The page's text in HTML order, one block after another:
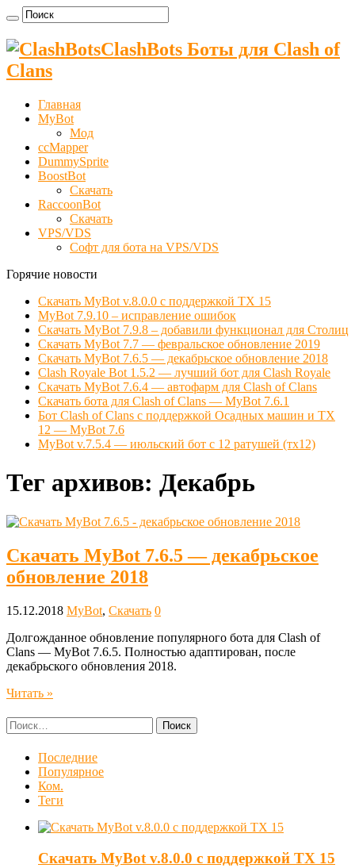
ClashBots Боты для Clash of
Clans
Главная
MyBot
Мод
ccMapper
DummySprite
BoostBot
Скачать
RaccoonBot
Скачать
VPS/VDS
Cофт для бота на VPS/VDS
Горячие новости
Скачать MyBot v.8.0.0 с поддержкой ТХ 15
MyBot 7.9.10 – исправление ошибок
Скачать MyBot 7.9.8 – добавили функционал для Столиц
Скачать MyBot 7.7 — февральское обновление 2019
Скачать MyBot 7.6.5 — декабрьское обновление 2018
Clash Royale Bot 1.5.2 — лучший бот для Clash Royale
Скачать MyBot 7.6.4 — автофарм для Clash of Clans
Скачать бота для Clash of Clans — MyBot 7.6.1
Бот Clash of Clans с поддержкой Осадных машин и ТХ
12 — MyBot 7.6
MyBot v.7.5.4 — июльский бот с 12 ратушей (тх12)
Тег архивов: Декабрь
Скачать MyBot 7.6.5 — декабрьское
обновление 2018
15.12.2018 MyBot, Скачать 0
Долгожданное обновление популярного бота для Clash of
Clans — MyBot 7.6.5. Полностью адаптирован, после
декабрьского обновления 2018.
Читать »
Найти:
Последние
Популярное
Ком.
Теги
Скачать MyBot v.8.0.0 с поддержкой ТХ 15